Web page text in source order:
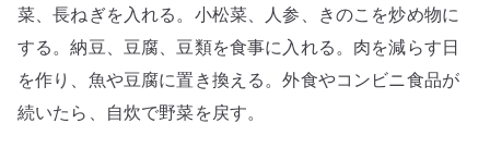
菜、長ねぎを入れる。小松菜、人参、きのこを炒め物に
する。納豆、豆腐、豆類を食事に入れる。肉を減らす日
を作り、魚や豆腐に置き換える。外食やコンビニ食品が
続いたら、自炊で野菜を戻す。